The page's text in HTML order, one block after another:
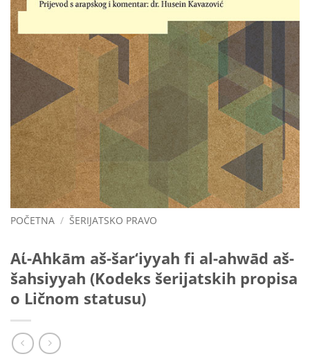
POČETNA / ŠERIJATSKO PRAVO
Αί-Ahkām aš-šar‘iyyah fi al-ahwād aš-
šahsiyyah (Kodeks šerijatskih propisa
o Ličnom statusu)